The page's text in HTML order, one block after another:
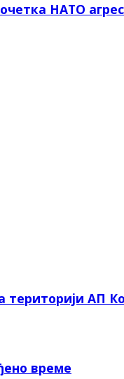
НАТО
АП
време